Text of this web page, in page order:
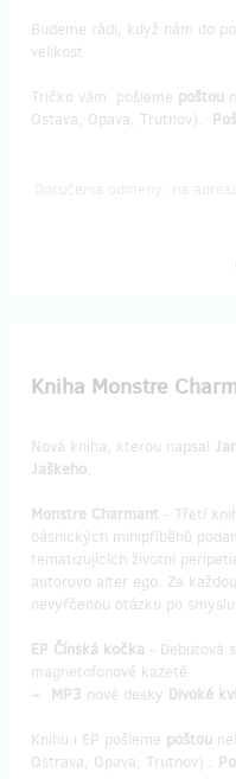
Budeme rádi, když nám do
velikost.
Tričko vám pošleme poštou
Ostava, Opava, Trutnov).
Kniha Monstre
Nová kniha, kterou napsal
Jaškeho.
Monstre Charmant - Třetí
básnických minipříběhů
tematizujících životní
autorovo alter ego. Za
nevyřčenou otázku po
EP Čínská kočka - Debutová
magnetofonové kazetě.
+ MP3 nové desky Divoké
Knihu i EP pošleme poštou
Ostrava, Opava, Trutnov) .